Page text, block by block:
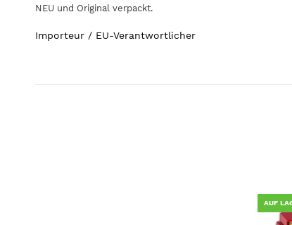
NEU und Original verpackt.
Importeur / EU-Verantwortlicher
AUF